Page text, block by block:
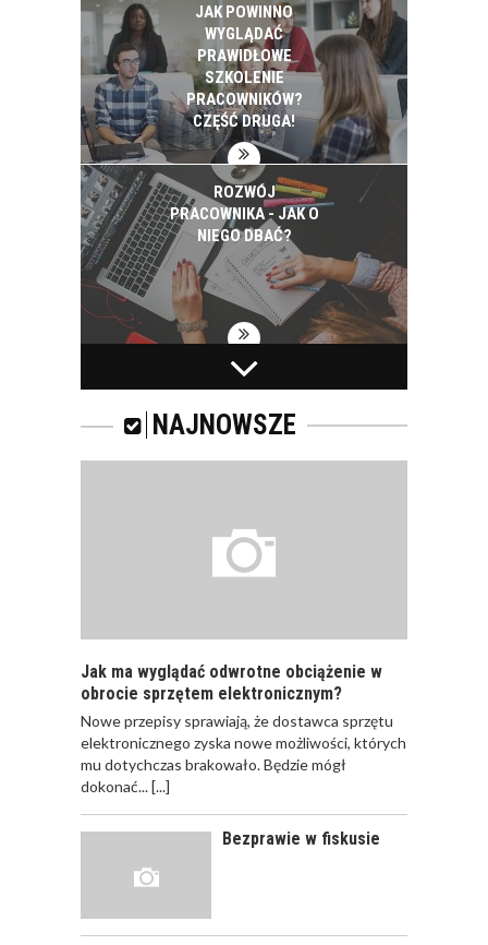
JAK POWINNO
WYGLĄDAĆ
PRAWIDŁOWE
SZKOLENIE
PRACOWNIKÓW?
CZĘŚĆ DRUGA!
ROZWÓJ
PRACOWNIKA - JAK O
NIEGO DBAĆ?
PRACOWNICY -
CZEMU WARTO ICH
SZKOLIĆ?
JAKIE SĄ RODZAJE
SZKOLEŃ DLA
JAK POWINNO
WYGLĄDAĆ
PRAWIDŁOWE
PRACOWNIKÓW?
CZĘŚĆ PIERWSZA!
WYGLĄDAĆ
NAJNOWSZE
Jak ma wyglądać odwrotne obciążenie w
obrocie sprzętem elektronicznym?
Nowe przepisy sprawiają, że dostawca sprzętu
elektronicznego zyska nowe możliwości, których
mu dotychczas brakowało. Będzie mógł
dokonać...[...]
Bezprawie w fiskusie